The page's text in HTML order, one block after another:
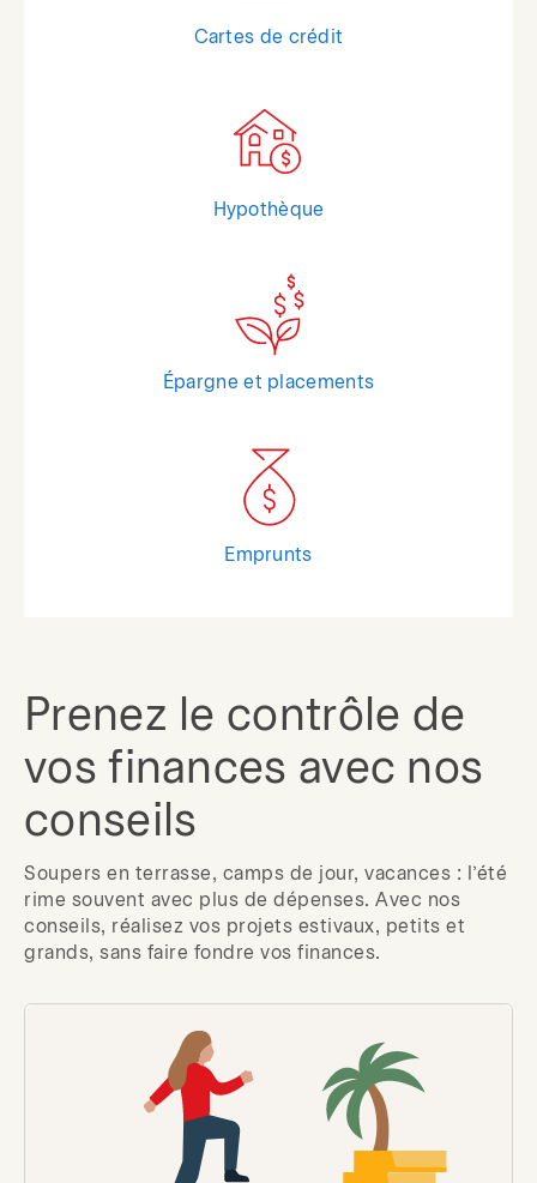
Cartes de crédit
Hypothèque
Épargne et placements
Emprunts
Prenez le contrôle de
vos finances avec nos
conseils
Soupers en terrasse, camps de jour, vacances : l’été
rime souvent avec plus de dépenses. Avec nos
conseils, réalisez vos projets estivaux, petits et
grands, sans faire fondre vos finances.